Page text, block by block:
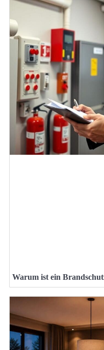
Warum ist ein